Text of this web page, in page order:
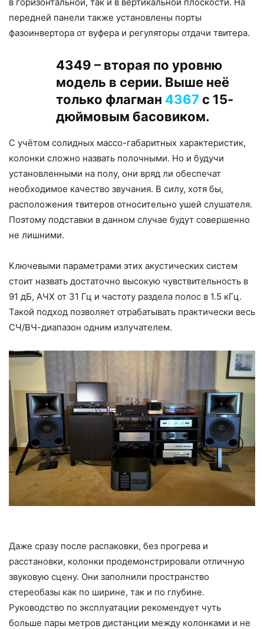
передней панели также установлены порты
фазоинвертора от вуфера и регуляторы отдачи твитера.
4349 – вторая по уровню
модель в серии. Выше неё
только флагман 4367 с 15-
дюймовым басовиком.
С учётом солидных массо-габаритных характеристик,
колонки сложно назвать полочными. Но и будучи
установленными на полу, они вряд ли обеспечат
необходимое качество звучания. В силу, хотя бы,
расположения твитеров относительно ушей слушателя.
Поэтому подставки в данном случае будут совершенно
не лишними.
Ключевыми параметрами этих акустических систем
стоит назвать достаточно высокую чувствительность в
91 дБ, АЧХ от 31 Гц и частоту раздела полос в 1.5 кГц.
Такой подход позволяет отрабатывать практически весь
СЧ/ВЧ-диапазон одним излучателем.
Даже сразу после распаковки, без прогрева и
расстановки, колонки продемонстрировали отличную
звуковую сцену. Они заполнили пространство
стереобазы как по ширине, так и по глубине.
Руководство по эксплуатации рекомендует чуть
больше пары метров дистанции между колонками и не